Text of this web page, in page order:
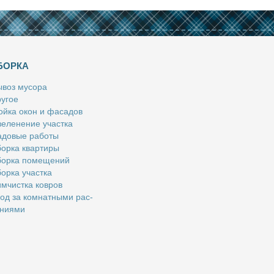
му­со­ра
окон и фа­са­дов
участ­ка
ра­бо­ты
квар­ти­ры
по­ме­ще­ний
участ­ка
ков­ров
за ком­нат­ны­ми рас­